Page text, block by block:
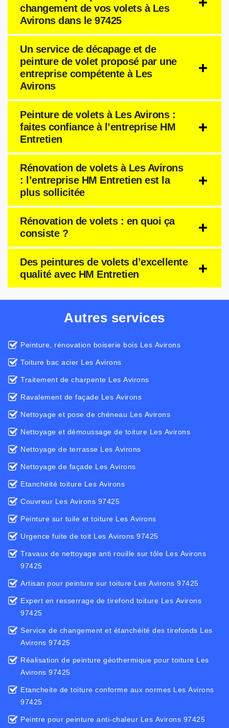
changement de vos volets à Les
Avirons dans le 97425
Un service de décapage et de
peinture de volet proposé par une
entreprise compétente à Les
Avirons
Peinture de volets à Les Avirons :
faites confiance à l’entreprise HM
Entretien
Rénovation de volets à Les Avirons
: l’entreprise HM Entretien est la
plus sollicitée
Rénovation de volets : en quoi ça
consiste ?
Des peintures de volets d’excellente
qualité avec HM Entretien
Autres services
Peinture, rénovation boiserie bois Les Avirons
Toiture bac acier Les Avirons
Traitement de charpente Les Avirons
Ravalement de façade Les Avirons
Nettoyage et pose de chéneau Les Avirons
Nettoyage et démoussage de toiture Les Avirons
Nettoyage de terrasse Les Avirons
Nettoyage de façade Les Avirons
Etanchéité toiture Les Avirons
Couvreur Les Avirons 97425
Peinture sur tuile et toiture Les Avirons
Urgence fuite de toit Les Avirons 97425
Travaux de nettoyage anti rouille sur tôle Les Avirons
97425
Artisan pour peinture sur toiture Les Avirons 97425
Expert en resserrage de tirefond toiture Les Avirons
97425
Service de changement et étanchéité des tirefonds Les
Avirons 97425
Réalisation de peinture géothermique pour toiture Les
Avirons 97425
Etancheite de toiture conforme aux normes Les Avirons
97425
Peintre pour peinture anti-chaleur Les Avirons 97425